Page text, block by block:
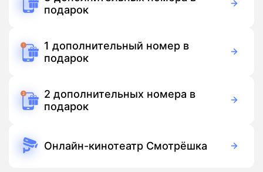
подарок
1 дополнительный номер в
подарок
2 дополнительных номера в
подарок
Онлайн-кинотеатр Смотрёшка